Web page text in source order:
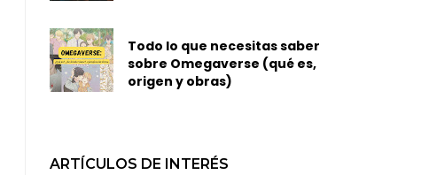
Todo lo que necesitas saber
sobre Omegaverse (qué es,
origen y obras)
ARTÍCULOS DE INTERÉS